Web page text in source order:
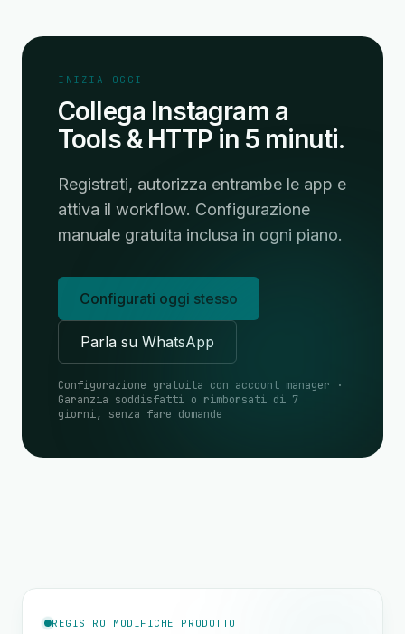
INIZIA OGGI
Collega Instagram a
Tools & HTTP in 5 minuti.
Registrati, autorizza entrambe le app e
attiva il workflow. Configurazione
manuale gratuita inclusa in ogni piano.
Configurati oggi stesso
Parla su WhatsApp
Configurazione gratuita con account manager ·
Garanzia soddisfatti o rimborsati di 7
giorni, senza fare domande
REGISTRO MODIFICHE PRODOTTO